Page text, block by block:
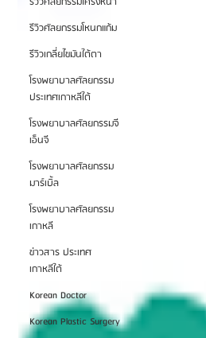
รีวิวศัลยกรรมโหนกแก้ม
รีวิวเกลี่ยไขมันใต้ตา
โรงพยาบาลศัลยกรรม
ประเทศเกาหลีใต้
โรงพยาบาลศัลยกรรมจี
เอ็นจี
โรงพยาบาลศัลยกรรม
มาร์เบิ้ล
โรงพยาบาลศัลยกรรม
เกาหลี
ข่าวสาร ประเทศ
เกาหลีใต้
Korean Doctor
Korean Plastic Surgery